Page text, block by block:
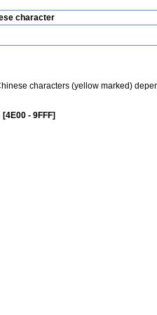
character
characters (yellow marked)
- 9FFF]